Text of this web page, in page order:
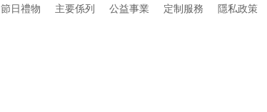
節日禮物 主要係列 公益事業 定制服務 隱私政策